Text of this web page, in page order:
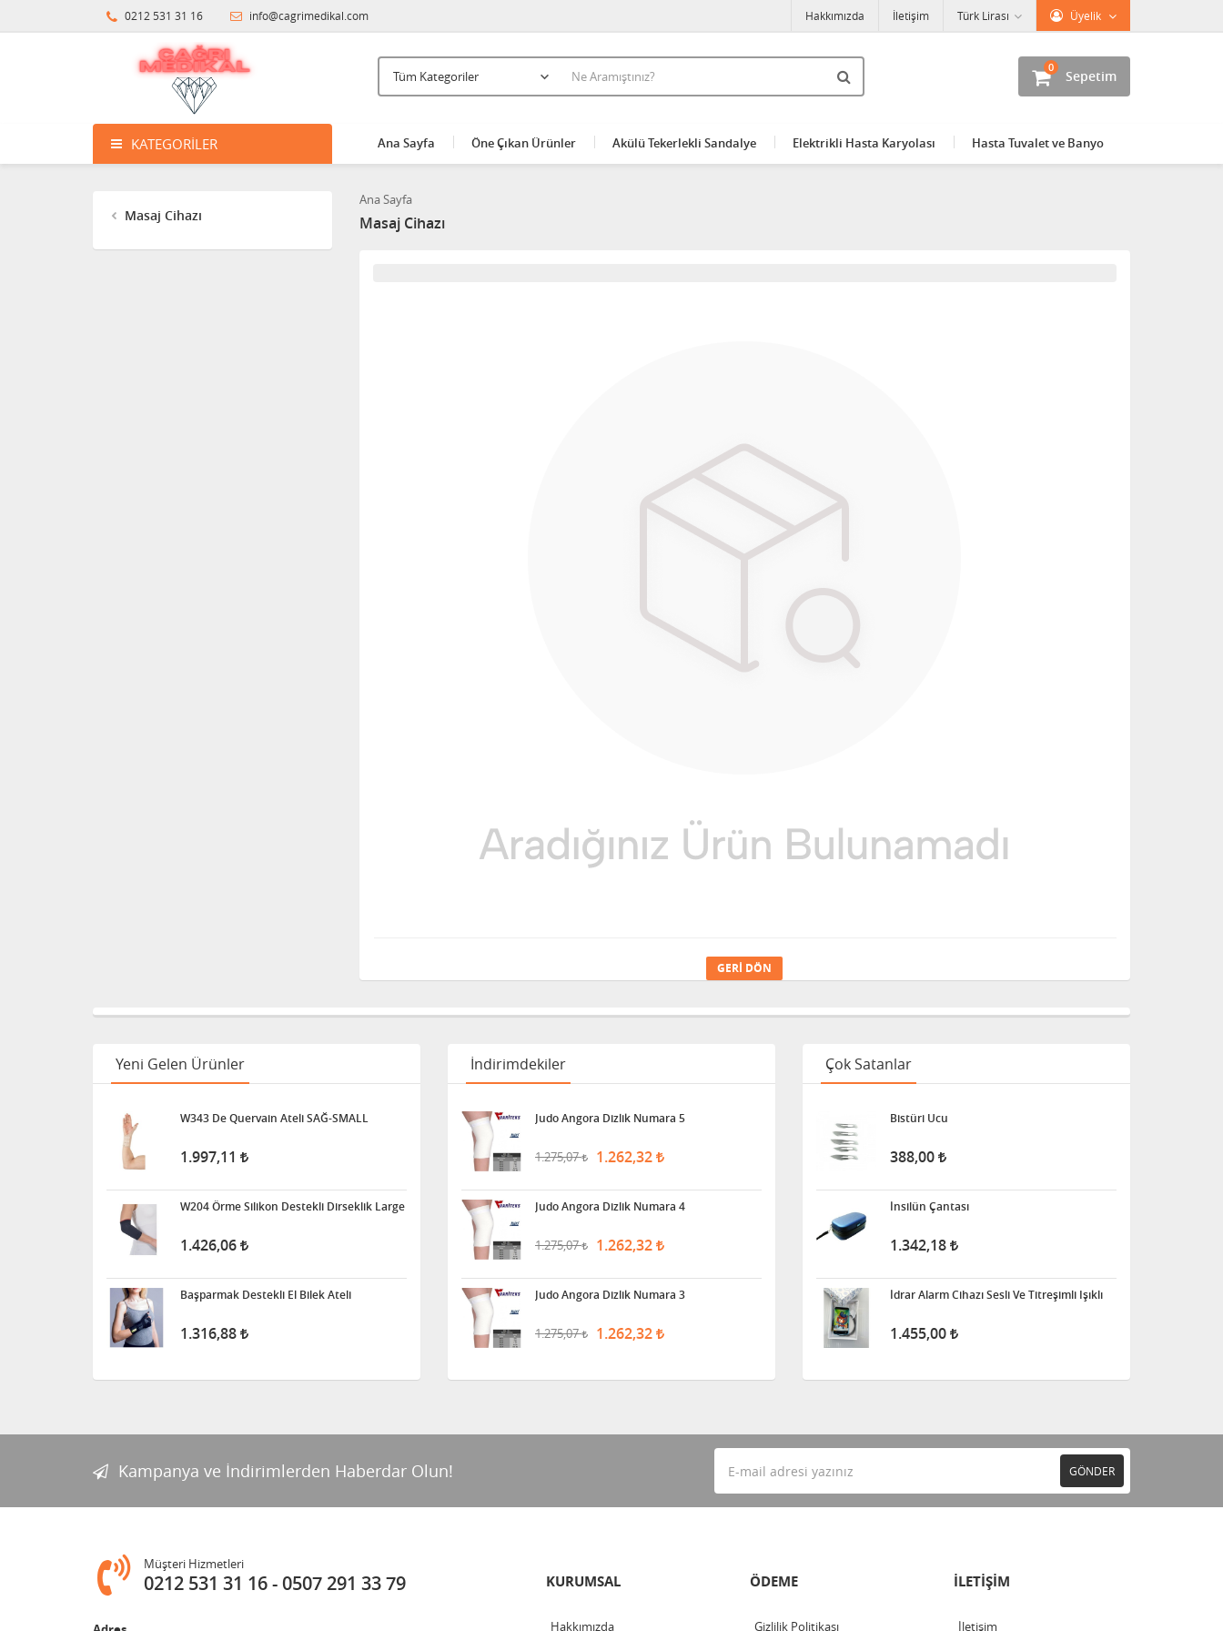
0212 531 31 16 info@cagrimedikal.com Üyelik
Türk Lirası
Hakkımızda İletişim
Sepetim
0
KATEGORILER Ana Sayfa Öne Çıkan Ürünler Akülü Tekerlekli Sandalye Elektrikli Hasta Karyolası Hasta Tuvalet ve Banyo
Masaj Cihazı
Ana Sayfa
Masaj Cihazı
GERI DÖN
Yeni Gelen Ürünler
W343 De Quervain Ateli SAĞ-SMALL
1.997,11
W204 Örme Silikon Destekli Dirseklik Large
1.426,06
Başparmak Destekli El Bilek Ateli
1.316,88
İndirimdekiler
Judo Angora Dizlik Numara 5
1.275,07 1.262,32
Judo Angora Dizlik Numara 4
1.275,07 1.262,32
Judo Angora Dizlik Numara 3
1.275,07 1.262,32
Çok Satanlar
Bistüri Ucu
388,00
İnsilün Çantası
1.342,18
İdrar Alarm Cihazı Sesli Ve Titreşimli Işıklı
1.455,00
Kampanya ve İndirimlerden Haberdar Olun! GÖNDER
Müşteri Hizmetleri
0212 531 31 16 0507 291 33 79 KURUMSAL
Hakkımızda
ÖDEME
Gizlilik Politikası
İLETİŞİM
İletişim